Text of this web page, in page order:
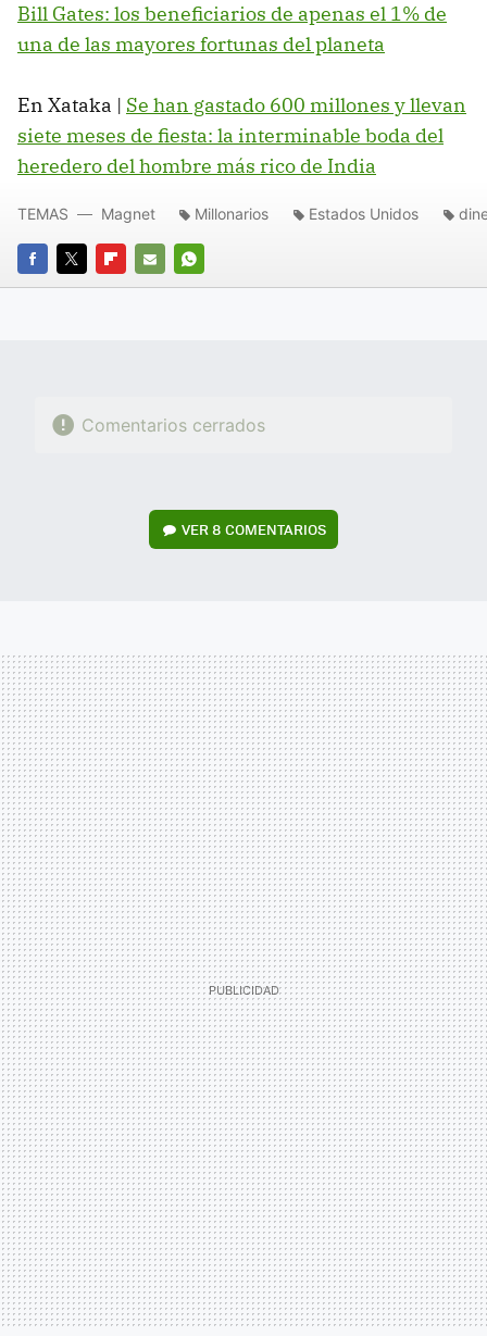
Bill Gates: los beneficiarios de apenas el 1% de
una de las mayores fortunas del planeta
En Xataka | Se han gastado 600 millones y llevan
siete meses de fiesta: la interminable boda del
heredero del hombre más rico de India
FACEBOOK
TWITTERFLIPBOARD
E-
WHATSAPP
TEMAS Magnet Millonarios Estados Unidos
Comentarios cerrados
VER8 COMENTARIOS